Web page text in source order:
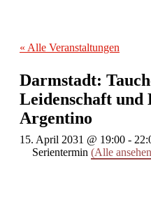
« Alle Veranstaltungen
Darmstadt:
Leidenschaft und
Argentino
15. April 2031 @ 19:00 -
Serientermin (Alle